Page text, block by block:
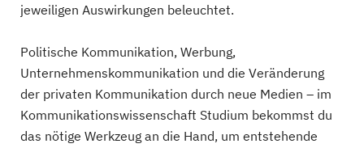
jeweiligen Auswirkungen beleuchtet.
Politische Kommunikation, Werbung,
Unternehmenskommunikation und die Veränderung
der privaten Kommunikation durch neue Medien – im
Kommunikationswissenschaft Studium bekommst du
das nötige Werkzeug an die Hand, um entstehende